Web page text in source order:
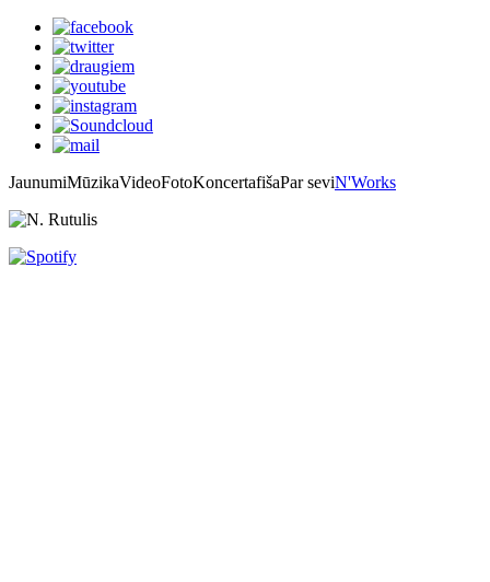
JaunumiMūzikaVideoFotoKoncertafišaPar seviN'Works